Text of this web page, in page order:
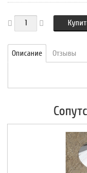
Описание Отзывы